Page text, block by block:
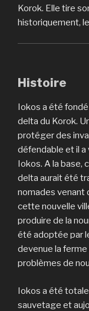
Korok. Elle tire
historiquement,
Histoire
Iokos a été
delta du Korok.
protéger des
défendable et il a
Iokos. A la base,
delta aurait été
nomades venant
cette nouvelle
produire de la
été adoptée par
devenue la ferme
problèmes de
Iokos a été
sauvetage et